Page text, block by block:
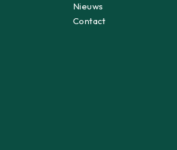
Nieuws
Contact